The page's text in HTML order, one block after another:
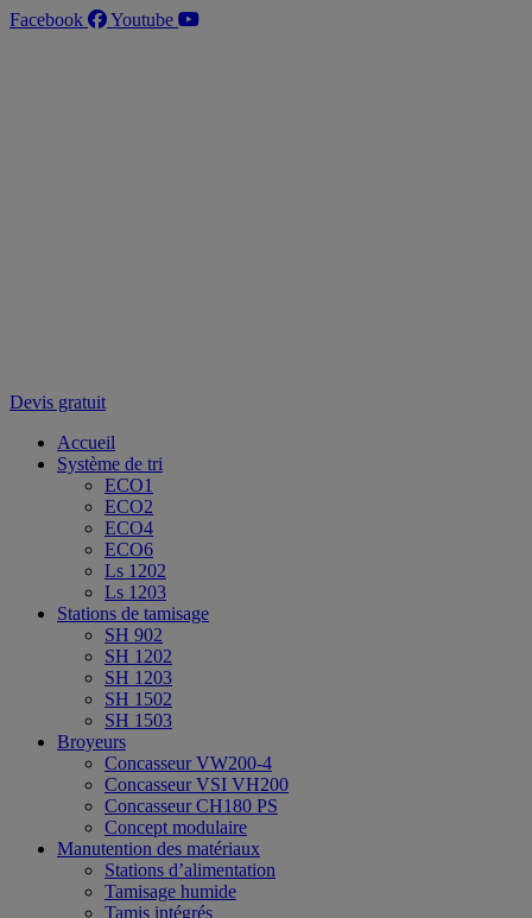
Aller
Facebook Youtube
Devis gratuit
Accueil
Système de tri
ECO1
ECO2
ECO4
ECO6
Ls 1202
Ls 1203
Stations de tamisage
SH 902
SH 1202
SH 1203
SH 1502
SH 1503
Broyeurs
Concasseur VW200-4
Concasseur VSI VH200
Concasseur CH180 PS
Concept modulaire
Manutention des matériaux
Stations d’alimentation
Tamisage humide
Tamis intégrés